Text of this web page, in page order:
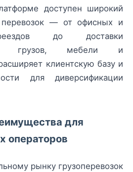
доступен широкий
перевозок — от офисных и
до доставки
грузов, мебели и
клиентскую базу и
для диверсификации
для
операторов
рынку грузоперевозок